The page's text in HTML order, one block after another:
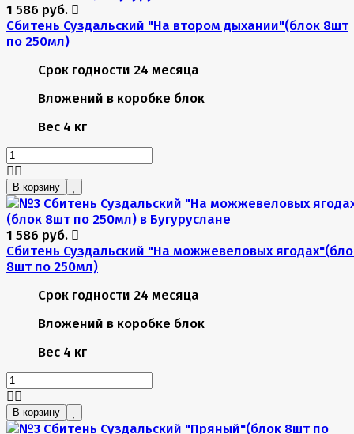
1 586 руб.
Сбитень Суздальский "На втором дыхании"(блок 8шт
по 250мл)
Срок годности 24 месяца
Вложений в коробке блок
Вес 4 кг
В корзину
1 586 руб.
Сбитень Суздальский "На можжевеловых
8шт по 250мл)
Срок годности 24 месяца
Вложений в коробке блок
Вес 4 кг
В корзину